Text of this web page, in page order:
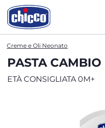
Creme e Oli Neonato
PASTA
ETÀ CONSIGLIATA 0M+